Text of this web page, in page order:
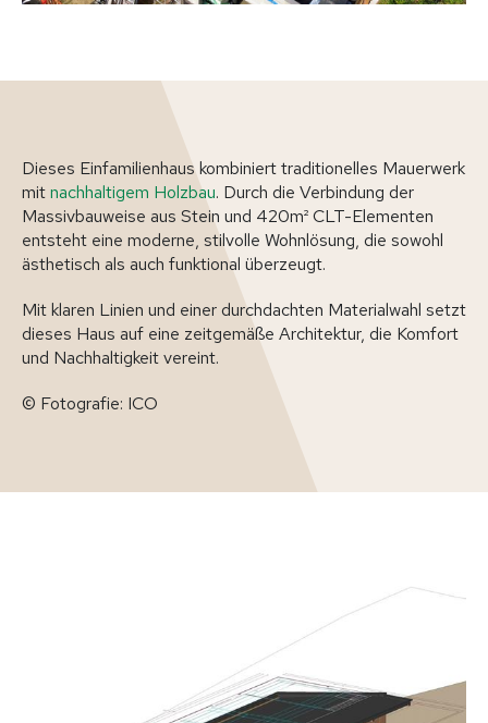
Dieses Einfamilienhaus kombiniert traditionelles Mauerwerk
mitnachhaltigem Holzbau. Durch die Verbindung der
Massivbauweise aus Stein und 420m² CLT-Elementen
entsteht eine moderne, stilvolle Wohnlösung, die sowohl
ästhetisch als auch funktional überzeugt.
Mit klaren Linien und einer durchdachten Materialwahl setzt
dieses Haus auf eine zeitgemäße Architektur, die Komfort
und Nachhaltigkeit vereint.
© Fotografie: ICO